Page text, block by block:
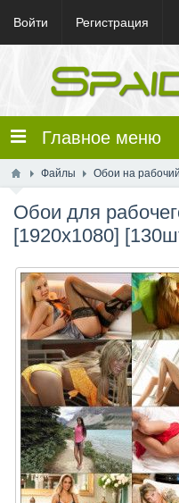
Войти Регистрация
Главное меню
Файлы Обои на
Обои для
[1920x1080]